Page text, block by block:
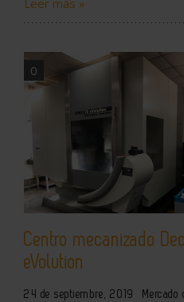
Leer más »
0
Centro mecanizado
eVolution
24 de septiembre, 2019 Mercado